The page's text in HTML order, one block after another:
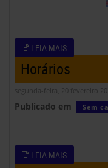
LEIA MAIS
Horários
segunda-feira, 20 fevereiro
Publicado em Sem
LEIA MAIS